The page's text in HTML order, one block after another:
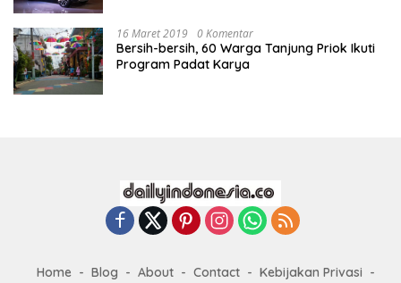
16 Maret 2019 0 Komentar
Bersih-bersih, 60 Warga Tanjung Priok Ikuti
Program Padat Karya
Home Blog About Contact Kebijakan Privasi